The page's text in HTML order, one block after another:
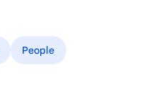
People